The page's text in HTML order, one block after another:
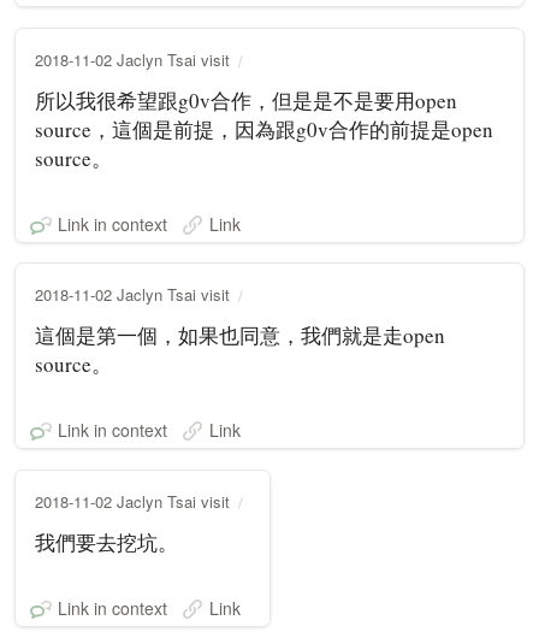
2018-11-02 Jaclyn Tsai visit
所以我很希望跟g0v合作，但是是不是要用open
source，這個是前提，因為跟g0v合作的前提是open
source。
Link in context Link
2018-11-02 Jaclyn Tsai visit
這個是第一個，如果也同意，我們就是走open
source。
Link in context Link
2018-11-02 Jaclyn Tsai visit
我們要去挖坑。
Link in context Link